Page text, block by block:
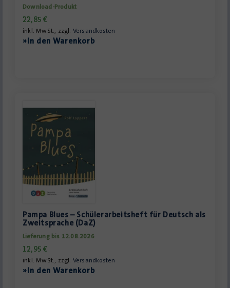
Download-Produkt
22,85€
inkl. MwSt., zzgl. Versandkosten
»In den Warenkorb
Pampa Blues – Schülerarbeitsheft für Deutsch als
Zweitsprache (DaZ)
Lieferung bis 12.08.2026
12,95€
inkl. MwSt., zzgl. Versandkosten
»In den Warenkorb